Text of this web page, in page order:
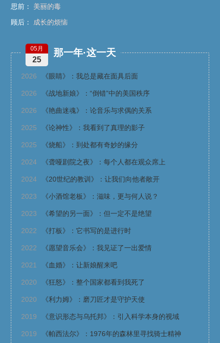
思前：
美丽的毒
顾后：
成长的烦恼
那一年·这一天
05月
25
2026 《眼睛》：我总是藏在面具后面
2026 《战地新娘》：“倒错”中的美国秩序
2026 《艳曲迷魂》：论音乐与求偶的关系
2025 《论神性》：我看到了真理的影子
2025 《烧船》：到处都有奇妙的缘分
2024 《聋哑剧院之夜》：每个人都在观众席上
2024 《20世纪的教训》：让我们向他者敞开
2023 《小酒馆老板》：滋味，更与何人说？
2023 《希望的另一面》：但一定不是绝望
2022 《打板》：它书写的是进行时
2022 《愿望音乐会》：我见证了一出爱情
2021 《血婚》：让新娘醒来吧
2020 《狂怒》：整个国家都看到我死了
2020 《利力姆》：磨刀匠才是守护天使
2019 《意识形态与乌托邦》：引入科学本身的视域
2019 《帕西法尔》：1976年的森林里寻找骑士精神